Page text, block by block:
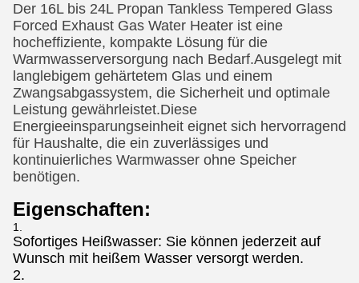
Der 16L bis 24L Propan Tankless Tempered Glass
Forced Exhaust Gas Water Heater ist eine
hocheffiziente, kompakte Lösung für die
Warmwasserversorgung nach Bedarf.Ausgelegt mit
langlebigem gehärtetem Glas und einem
Zwangsabgassystem, die Sicherheit und optimale
Leistung gewährleistet.Diese
Energieeinsparungseinheit eignet sich hervorragend
für Haushalte, die ein zuverlässiges und
kontinuierliches Warmwasser ohne Speicher
benötigen.
Eigenschaften:
Sofortiges Heißwasser: Sie können jederzeit auf
Wunsch mit heißem Wasser versorgt werden.